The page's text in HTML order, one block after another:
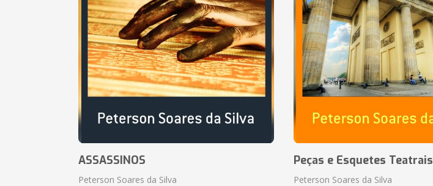
ASSASSINOS
Peterson Soares da Silva
Peças e Esquetes Teatrais
Peterson Soares da Silva